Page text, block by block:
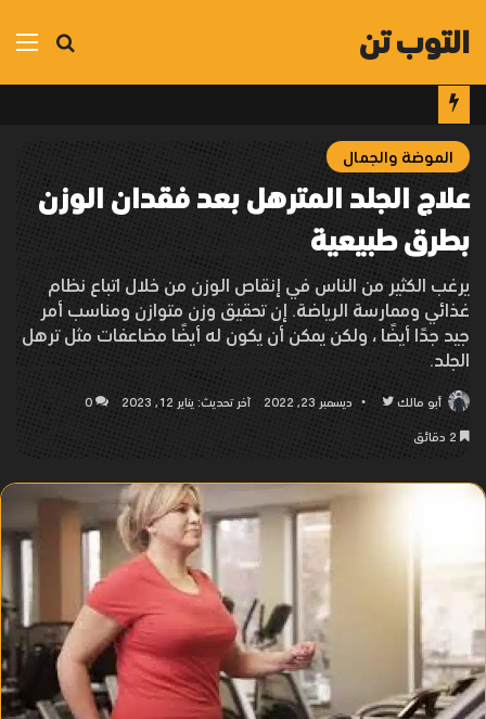
بحث
التوب تن
الموضة والجمال
علاج الجلد المترهل بعد فقدان الوزن
بطرق طبيعية
يرغب الكثير من الناس في إنقاص الوزن من خلال اتباع نظام
غذائي وممارسة الرياضة. إن تحقيق وزن متوازن ومناسب أمر
جيد جدًا أيضًا ، ولكن يمكن أن يكون له أيضًا مضاعفات مثل ترهل
الجلد.
أبو مالك
تابع
ديسمبر 23, 2022 آخر تحديث: يناير 12, 2023 0